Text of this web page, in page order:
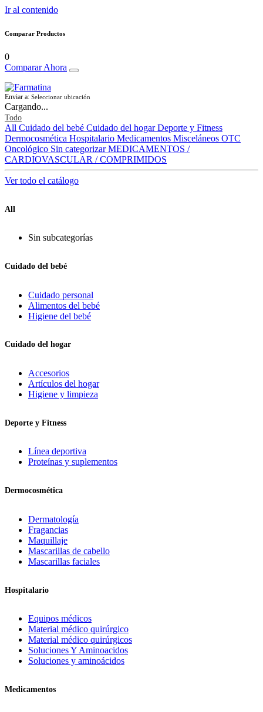
Ir al contenido
Comparar Productos
0
Comparar Ahora
Enviar a: Seleccionar ubicación
Cargando...
Todo
All Cuidado del bebé Cuidado del hogar Deporte y Fitness
Dermocosmética Hospitalario Medicamentos Misceláneos OTC
Oncológico Sin categorizar MEDICAMENTOS /
CARDIOVASCULAR / COMPRIMIDOS
Ver todo el catálogo
All
Sin subcategorías
Cuidado del bebé
Cuidado personal
Alimentos del bebé
Higiene del bebé
Cuidado del hogar
Accesorios
Artículos del hogar
Higiene y limpieza
Deporte y Fitness
Línea deportiva
Proteínas y suplementos
Dermocosmética
Dermatología
Fragancias
Maquillaje
Mascarillas de cabello
Mascarillas faciales
Hospitalario
Equipos médicos
Material médico quirúrgico
Material médico quirúrgicos
Soluciones Y Aminoacidos
Soluciones y aminoácidos
Medicamentos